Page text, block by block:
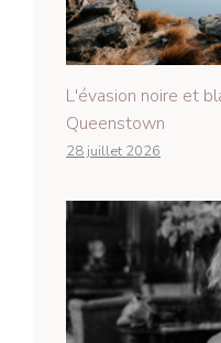
L'évasion noire et
Queenstown
28 juillet 2026